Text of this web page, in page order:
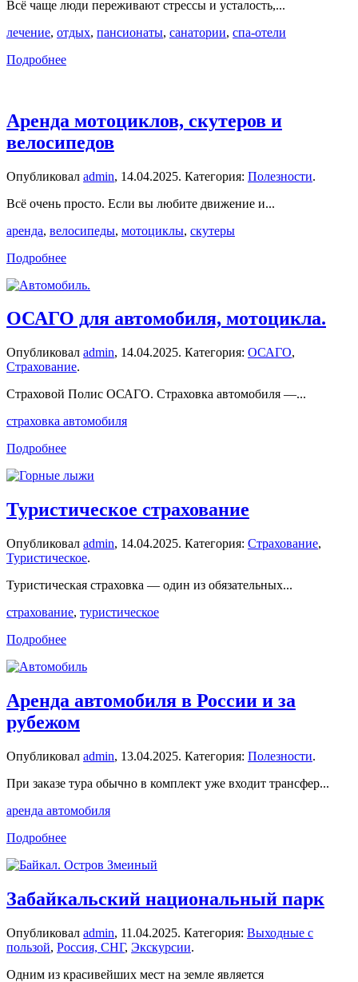
Всё чаще люди переживают стрессы и усталость,...
лечение, отдых, пансионаты, санатории, спа-отели
Подробнее
Аренда мотоциклов, скутеров и
велосипедов
Опубликовал admin, 14.04.2025. Категория: Полезности.
Всё очень просто. Если вы любите движение и...
аренда, велосипеды, мотоциклы, скутеры
Подробнее
ОСАГО для автомобиля, мотоцикла.
Опубликовал admin, 14.04.2025. Категория: ОСАГО,
Страхование.
Страховой Полис ОСАГО. Страховка автомобиля —...
страховка автомобиля
Подробнее
Туристическое страхование
Опубликовал admin, 14.04.2025. Категория: Страхование,
Туристическое.
Туристическая страховка — один из обязательных...
страхование, туристическое
Подробнее
Аренда автомобиля в России и за
рубежом
Опубликовал admin, 13.04.2025. Категория: Полезности.
При заказе тура обычно в комплект уже входит трансфер...
аренда автомобиля
Подробнее
Забайкальский национальный парк
Опубликовал admin, 11.04.2025. Категория: Выходные с
пользой, Россия, СНГ, Экскурсии.
Одним из красивейших мест на земле является